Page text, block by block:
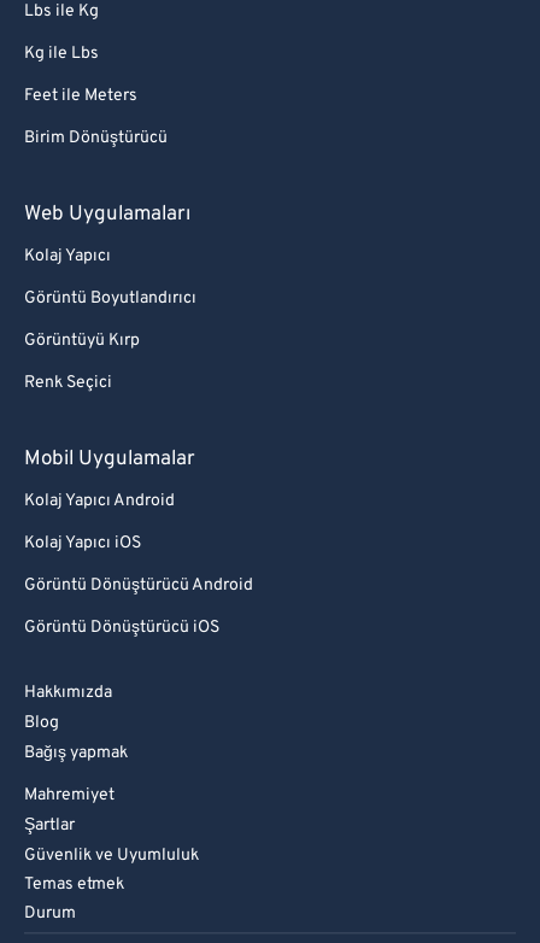
Lbs ile Kg
Kg ile Lbs
Feet ile Meters
Birim Dönüştürücü
Web Uygulamaları
Kolaj Yapıcı
Görüntü Boyutlandırıcı
Görüntüyü Kırp
Renk Seçici
Mobil Uygulamalar
Kolaj Yapıcı Android
Kolaj Yapıcı iOS
Görüntü Dönüştürücü Android
Görüntü Dönüştürücü iOS
Hakkımızda
Blog
Bağış yapmak
Mahremiyet
Şartlar
Güvenlik ve Uyumluluk
Temas etmek
Durum